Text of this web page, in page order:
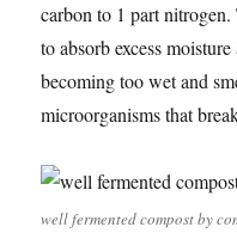
carbon to 1 part
to absorb excess
becoming too wet and
microorganisms that
well fermented compost by